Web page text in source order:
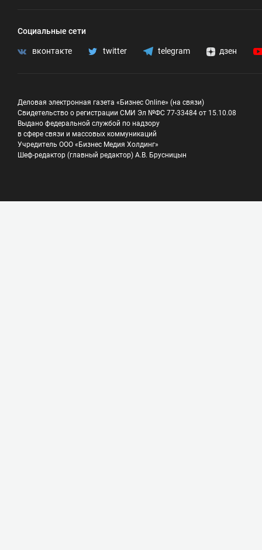
Социальные сети
вконтакте twitter telegram дзен
Деловая электронная газета «Бизнес Online» (на связи)
Свидетельство о регистрации СМИ Эл №ФС 77-33484 от 15.10.08
Выдано федеральной службой по надзору
в сфере связи и массовых коммуникаций
Учредитель ООО «Бизнес Медия Холдинг»
Шеф-редактор (главный редактор) А.В. Брусницын